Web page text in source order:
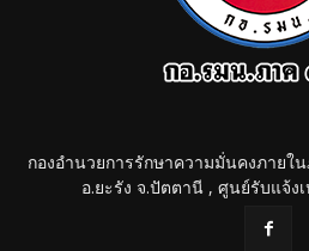
กองอำนวยการรักษาความมั่นคงภาย
อ.ยะรัง จ.ปัตตานี , ศูนย์รับแจ้ง